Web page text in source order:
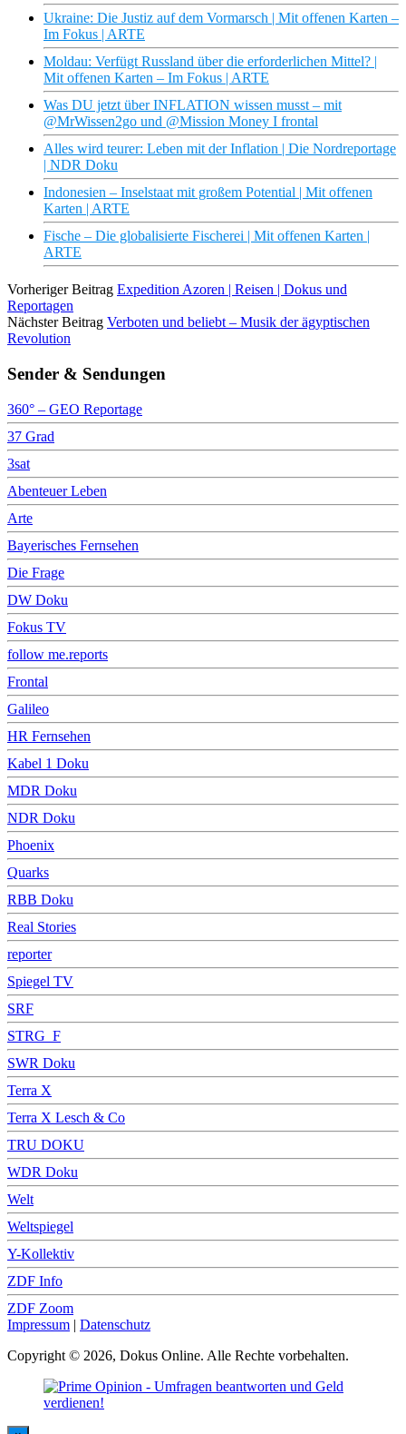
Ukraine: Die Justiz auf dem Vormarsch | Mit offenen Karten –
Im Fokus | ARTE
Moldau: Verfügt Russland über die erforderlichen Mittel? |
Mit offenen Karten – Im Fokus | ARTE
Was DU jetzt über INFLATION wissen musst – mit
@MrWissen2go und @Mission Money I frontal
Alles wird teurer: Leben mit der Inflation | Die Nordreportage
| NDR Doku
Indonesien – Inselstaat mit großem Potential | Mit offenen
Karten | ARTE
Fische – Die globalisierte Fischerei | Mit offenen Karten |
ARTE
Vorheriger Beitrag Expedition Azoren | Reisen | Dokus und
Reportagen
Nächster Beitrag Verboten und beliebt – Musik der ägyptischen
Revolution
Sender & Sendungen
360° – GEO Reportage
37 Grad
3sat
Abenteuer Leben
Arte
Bayerisches Fernsehen
Die Frage
DW Doku
Fokus TV
follow me.reports
Frontal
Galileo
HR Fernsehen
Kabel 1 Doku
MDR Doku
NDR Doku
Phoenix
Quarks
RBB Doku
Real Stories
reporter
Spiegel TV
SRF
STRG_F
SWR Doku
Terra X
Terra X Lesch & Co
TRU DOKU
WDR Doku
Welt
Weltspiegel
Y-Kollektiv
ZDF Info
ZDF Zoom
Impressum | Datenschutz
Copyright © 2026, Dokus Online. Alle Rechte vorbehalten.